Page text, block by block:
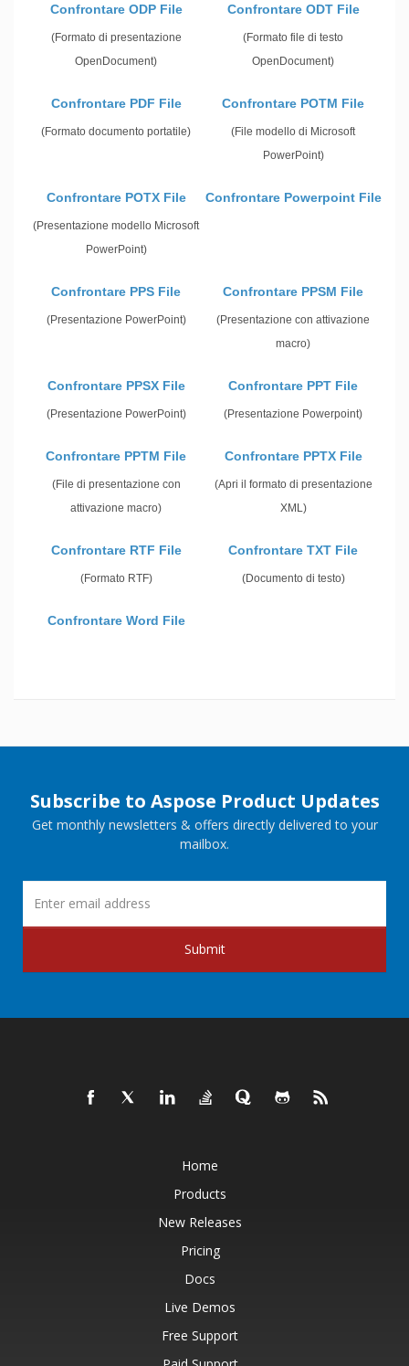
Confrontare ODP File
(Formato di presentazione
OpenDocument)
Confrontare ODT File
(Formato file di testo
OpenDocument)
Confrontare PDF File
(Formato documento portatile)
Confrontare POTM File
(File modello di Microsoft
PowerPoint)
Confrontare POTX File
(Presentazione modello Microsoft
PowerPoint)
Confrontare Powerpoint File
Confrontare PPS File
(Presentazione PowerPoint)
Confrontare PPSM File
(Presentazione con attivazione
macro)
Confrontare PPSX File
(Presentazione PowerPoint)
Confrontare PPT File
(Presentazione Powerpoint)
Confrontare PPTM File
(File di presentazione con
attivazione macro)
Confrontare PPTX File
(Apri il formato di presentazione
XML)
Confrontare RTF File
(Formato RTF)
Confrontare TXT File
(Documento di testo)
Confrontare Word File
Subscribe to Aspose Product Updates
Get monthly newsletters & offers directly delivered to your
mailbox.
Submit
Home
Products
New Releases
Pricing
Docs
Live Demos
Free Support